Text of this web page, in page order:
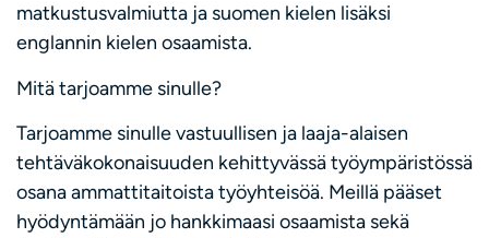
matkustusvalmiutta ja suomen kielen lisäksi
englannin kielen osaamista.
Mitä tarjoamme sinulle?
Tarjoamme sinulle vastuullisen ja laaja-alaisen
tehtäväkokonaisuuden kehittyvässä työympäristössä
osana ammattitaitoista työyhteisöä. Meillä pääset
hyödyntämään jo hankkimaasi osaamista sekä